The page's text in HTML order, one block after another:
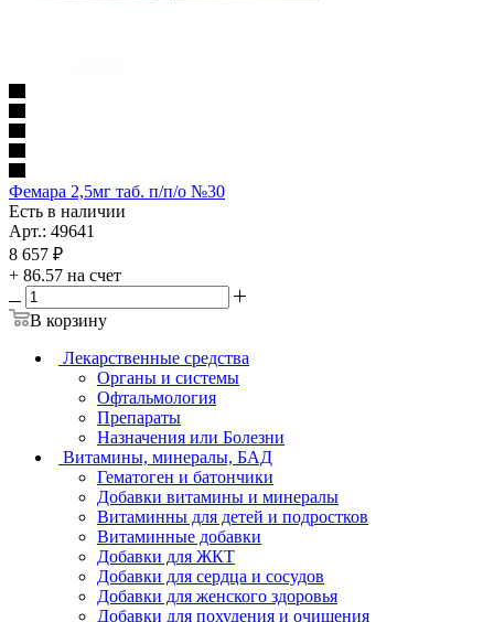
Фемара 2,5мг таб. п/п/о №30
Есть в наличии
Арт.: 49641
8 657 ₽
+ 86.57 на счет
В корзину
Лекарственные средства
Органы и системы
Офтальмология
Препараты
Назначения или Болезни
Витамины, минералы, БАД
Гематоген и батончики
Добавки витамины и минералы
Витаминны для детей и подростков
Витаминные добавки
Добавки для ЖКТ
Добавки для сердца и сосудов
Добавки для женского здоровья
Добавки для похудения и очищения